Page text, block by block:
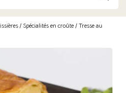
/ Spécialités en croûte / Tresse au